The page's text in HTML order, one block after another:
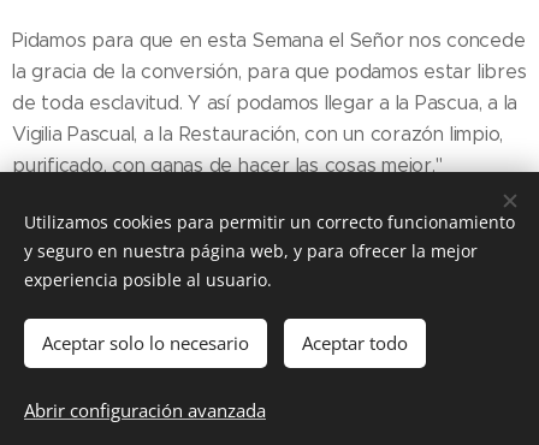
Pidamos para que en esta Semana el Señor nos concede
la gracia de la conversión, para que podamos estar libres
de toda esclavitud. Y así podamos llegar a la Pascua, a la
Vigilia Pascual, a la Restauración, con un corazón limpio,
purificado, con ganas de hacer las cosas mejor."
Share
@ Diócesis Florida 2025
Utilizamos cookies para permitir un correcto funcionamiento
y seguro en nuestra página web, y para ofrecer la mejor
experiencia posible al usuario.
Aceptar solo lo necesario Aceptar todo
Abrir configuración avanzada